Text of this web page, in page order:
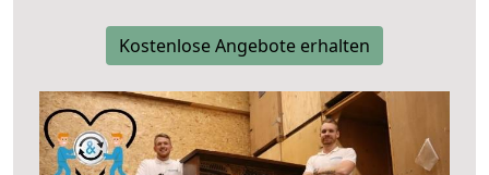
Kostenlose Angebote erhalten